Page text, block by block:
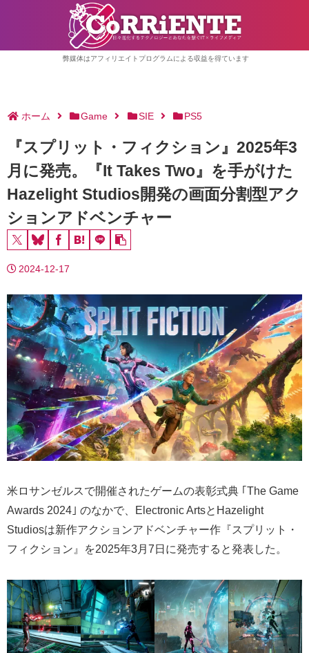
弊媒体はアフィリエイトプログラムによる収益を得ています
ホーム Game SIE PS5
『スプリット・フィクション』2025年3
月に発売。『It Takes Two』を手がけた
Hazelight Studios開発の画面分割型アク
ションアドベンチャー
2024-12-17
米ロサンゼルスで開催されたゲームの表彰式典 ｢The Game
Awards 2024｣ のなかで、Electronic ArtsとHazelight
Studiosは新作アクションアドベンチャー作『スプリット・
フィクション』を2025年3月7日に発売すると発表した。